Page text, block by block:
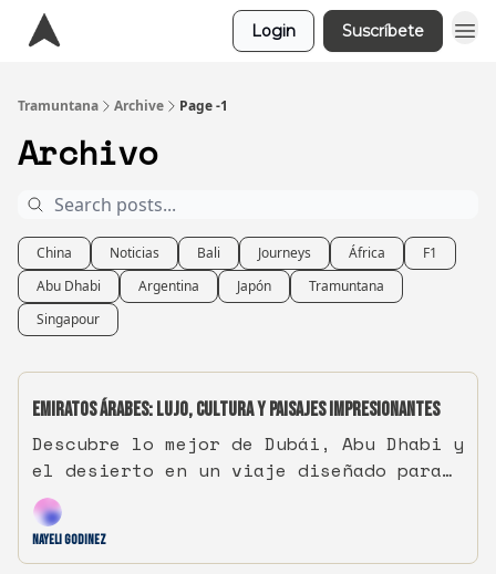
Login Suscríbete
Tramuntana Archive Page -1
Archivo
China Noticias Bali Journeys África
F1
Abu Dhabi
Argentina Japón
Tramuntana
Singapour
Emiratos Árabes: lujo, cultura y paisajes impresionantes
Descubre lo mejor de Dubái, Abu Dhabi y
el desierto en un viaje diseñado para
sorprenderte
Nayeli Godinez